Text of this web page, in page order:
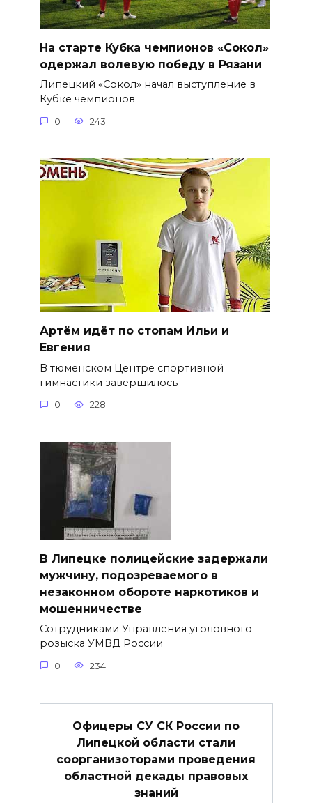
На старте Кубка чемпионов «Сокол»
одержал волевую победу в Рязани
Липецкий «Сокол» начал выступление в
Кубке чемпионов
0 243
Артём идёт по стопам Ильи и
Евгения
В тюменском Центре спортивной
гимнастики завершилось
0 228
В Липецке полицейские задержали
мужчину, подозреваемого в
незаконном обороте наркотиков и
мошенничестве
Сотрудниками Управления уголовного
розыска УМВД России
0 234
Офицеры СУ СК России по
Липецкой области стали
соорганизоторами проведения
областной декады правовых
знаний